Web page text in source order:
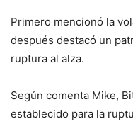
Primero mencionó la
después destacó un
ruptura al alza.
Según comenta Mike,
establecido para la